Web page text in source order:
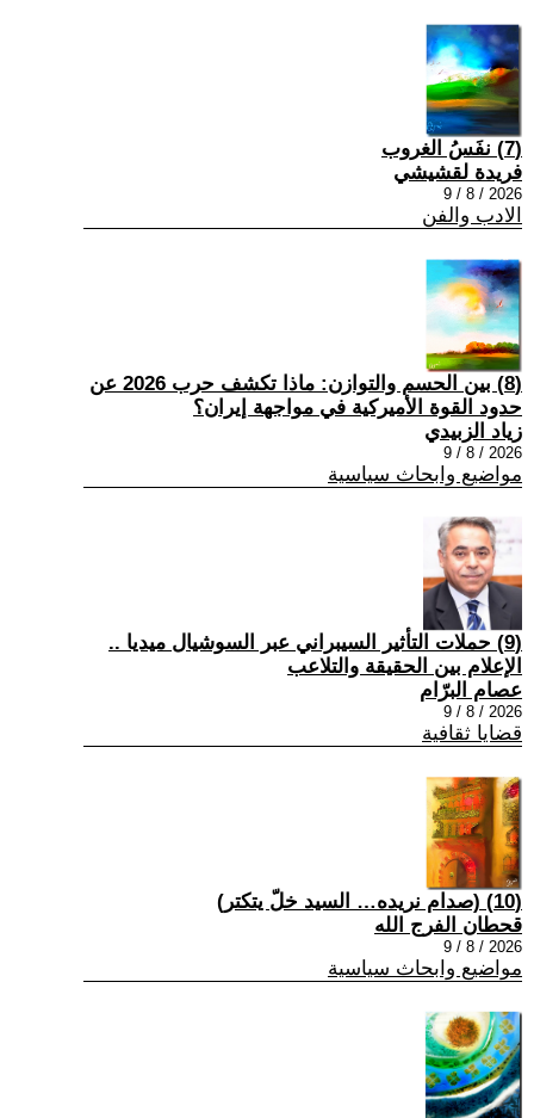
(7) نفَسُ الغروب
فريدة لقشيشي
2026 / 8 / 9
الادب والفن
(8) بين الحسم والتوازن: ماذا تكشف حرب 2026 عن
حدود القوة الأميركية في مواجهة إيران؟
زياد الزبيدي
2026 / 8 / 9
مواضيع وابحاث سياسية
(9) حملات التأثير السيبراني عبر السوشيال ميديا ..
الإعلام بين الحقيقة والتلاعب
عصام البرّام
2026 / 8 / 9
قضايا ثقافية
(10) (صدام نريده… السيد خلّ يتكتر)
قحطان الفرج الله
2026 / 8 / 9
مواضيع وابحاث سياسية